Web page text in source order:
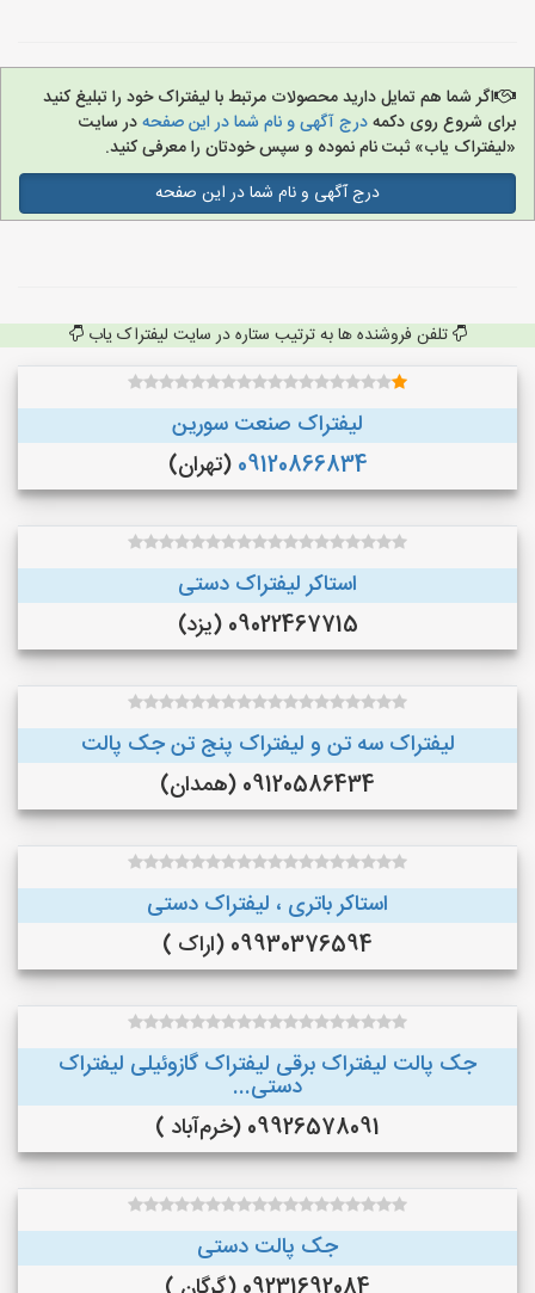
اگر شما هم تمایل دارید محصولات مرتبط با لیفتراک خود را تبلیغ کنید
برای شروع روی دکمهدرج آگهی و نام شما در این صفحهدر سایت
«لیفتراک یاب» ثبت نام نموده و سپس خودتان را معرفی کنید.
درج آگهی و نام شما در این صفحه
تلفن فروشنده ها به ترتیب ستاره در سایت لیفتراک یاب
لیفتراک صنعت سورین
09120866834 (تهران)
استاکر لیفتراک دستی
09022467715 (یزد)
لیفتراک سه تن و لیفتراک پنج تن جک پالت
09120586434 (همدان)
استاکر باتری ، لیفتراک دستی
09930376594 (اراک )
جک پالت لیفتراک برقی لیفتراک گازوئیلی لیفتراک
دستی...
09926578091 (خرم‌آباد )
جک پالت دستی